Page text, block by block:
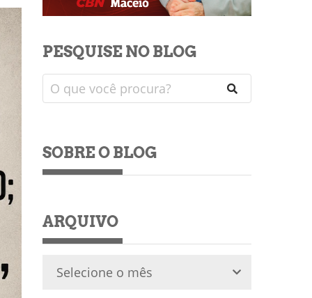
PESQUISE NO BLOG
SOBRE O BLOG
ARQUIVO